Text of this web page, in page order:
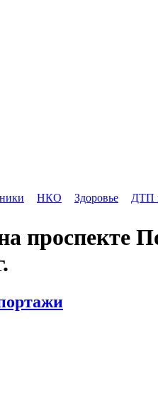
НКО Здоровье ДТП
проспекте